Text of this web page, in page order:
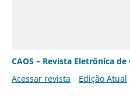
CAOS – Revista Eletrônica de
Acessar revista
Edição Atual